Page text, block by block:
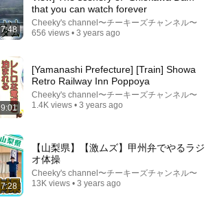
3.3M views
7:48
that you can watch forever
Cheeky's channel〜チーキーズチャンネル〜
656 views • 3 years ago
9:01
[Yamanashi Prefecture] [Train] Showa
Retro Railway Inn Poppoya
Cheeky's channel〜チーキーズチャンネル〜
1.4K views • 3 years ago
7:28
【山梨県】【激ムズ】甲州弁でやるラジ
オ体操
Cheeky's channel〜チーキーズチャンネル〜
13K views • 3 years ago